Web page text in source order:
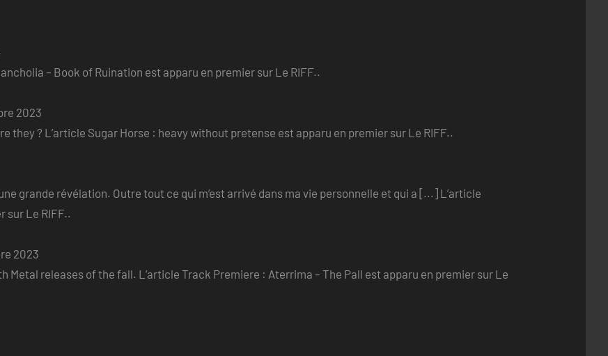
– Book of Ruination est apparu en premier sur Le RIFF..
2023
they ? L’article Sugar Horse : heavy without pretense est apparu en premier sur Le RIFF..
grande révélation. Outre tout ce qui m’est arrivé dans ma vie personnelle et qui a [...] L’article
sur Le RIFF..
2023
Metal releases of the fall. L’article Track Premiere : Aterrima – The Pall est apparu en premier sur Le